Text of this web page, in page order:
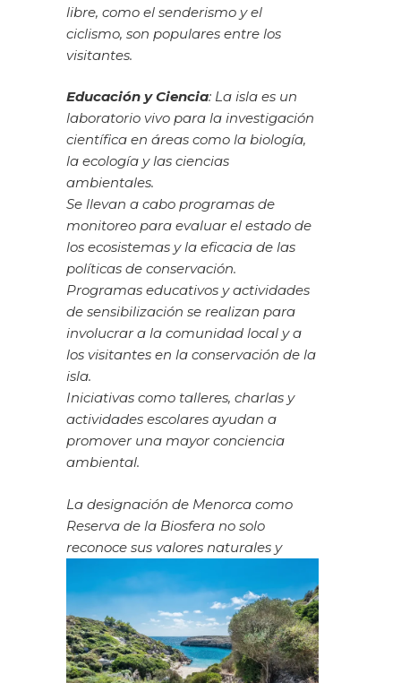
libre, como el senderismo y el
ciclismo, son populares entre los
visitantes.
Educación y Ciencia: La isla es un
laboratorio vivo para la investigación
científica en áreas como la biología,
la ecología y las ciencias
ambientales.
Se llevan a cabo programas de
monitoreo para evaluar el estado de
los ecosistemas y la eficacia de las
políticas de conservación.
Programas educativos y actividades
de sensibilización se realizan para
involucrar a la comunidad local y a
los visitantes en la conservación de la
isla.
Iniciativas como talleres, charlas y
actividades escolares ayudan a
promover una mayor conciencia
ambiental.
La designación de Menorca como
Reserva de la Biosfera no solo
reconoce sus valores naturales y